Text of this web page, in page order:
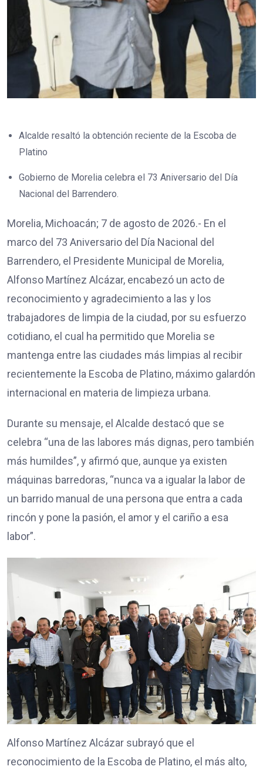
Alcalde resaltó la obtención reciente de la Escoba de
Platino
Gobierno de Morelia celebra el 73 Aniversario del Día
Nacional del Barrendero.
Morelia, Michoacán; 7 de agosto de 2026.- En el
marco del 73 Aniversario del Día Nacional del
Barrendero, el Presidente Municipal de Morelia,
Alfonso Martínez Alcázar, encabezó un acto de
reconocimiento y agradecimiento a las y los
trabajadores de limpia de la ciudad, por su esfuerzo
cotidiano, el cual ha permitido que Morelia se
mantenga entre las ciudades más limpias al recibir
recientemente la Escoba de Platino, máximo galardón
internacional en materia de limpieza urbana.
Durante su mensaje, el Alcalde destacó que se
celebra “una de las labores más dignas, pero también
más humildes”, y afirmó que, aunque ya existen
máquinas barredoras, “nunca va a igualar la labor de
un barrido manual de una persona que entra a cada
rincón y pone la pasión, el amor y el cariño a esa
labor”.
Alfonso Martínez Alcázar subrayó que el
reconocimiento de la Escoba de Platino, el más alto,